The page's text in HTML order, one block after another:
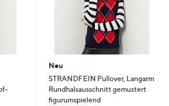
Neu
STRANDFEIN Pullover, Langarm
Rundhalsausschnitt gemustert
figurumspielend